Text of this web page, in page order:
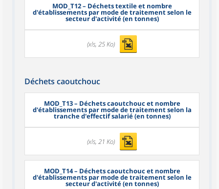
MOD_T12– Déchets textile et nombre
d'établissements par mode de traitement selon le
secteur d'activité (en tonnes)
(xls, 25 Ko)
Déchets caoutchouc
MOD_T13– Déchets caoutchouc et nombre
d'établissements par mode de traitement selon la
tranche d'effectif salarié (en tonnes)
(xls, 21 Ko)
MOD_T14– Déchets caoutchouc et nombre
d'établissements par mode de traitement selon le
secteur d'activité (en tonnes)